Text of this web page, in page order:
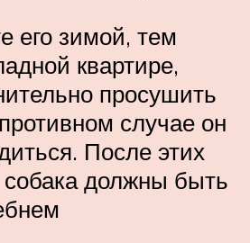
его зимой, тем
квартире,
просушить
случае он
После этих
должны быть